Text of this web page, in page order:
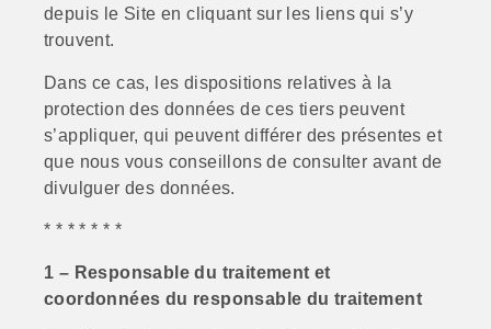
depuis le Site en cliquant sur les liens qui s’y
trouvent.
Dans ce cas, les dispositions relatives à la
protection des données de ces tiers peuvent
s’appliquer, qui peuvent différer des présentes et
que nous vous conseillons de consulter avant de
divulguer des données.
* * * * * * *
1 – Responsable du traitement et
coordonnées du responsable du traitement